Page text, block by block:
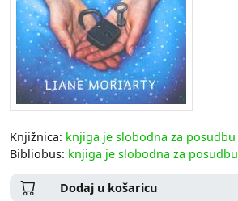
Knjižnica: knjiga je slobodna za posudbu
Bibliobus: knjiga je slobodna za posudbu
Dodaj u košaricu